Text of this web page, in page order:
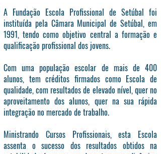
A Fundação Escola Profissional de Setúbal foi
instituída pela Câmara Municipal de Setúbal, em
1991, tendo como objetivo central a formação e
qualificação profissional dos jovens.
Com uma população escolar de mais de 400
alunos, tem créditos firmados como Escola de
qualidade, com resultados de elevado nível, quer no
aproveitamento dos alunos, quer na sua rápida
integração no mercado de trabalho.
Ministrando Cursos Profissionais, esta Escola
assenta o sucesso dos resultados obtidos na